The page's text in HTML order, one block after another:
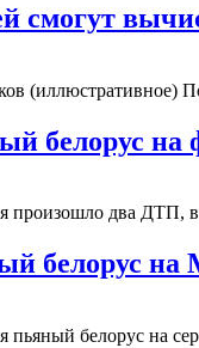
смогут
(иллюстративное)
белорус на
произошло два ДТП,
белорус на
белорус на